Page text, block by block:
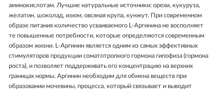
аминокислотам. Лучшие натуральные источники: орехи, кукуруза,
желатин, шоколад, изюм, овсяная крупа, кунжут. При современном
образе питания количество усваиваемого L-Аргинина не восполняет
те повышенные потребности, которые определяются современным
образом жизни. L-Аргинин является одним из самых эффективных
стимуляторов продукции соматотропного гормона гипофиза (гормона
роста), и позволяет поддерживать его концентрацию на верхних
границах нормы. Аргинин необходим для обмена веществ при
образовании мочевины, процесса, который связывает и выводит